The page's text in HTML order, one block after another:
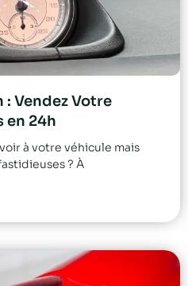
: Vendez Votre
en 24h
à votre véhicule mais
? À